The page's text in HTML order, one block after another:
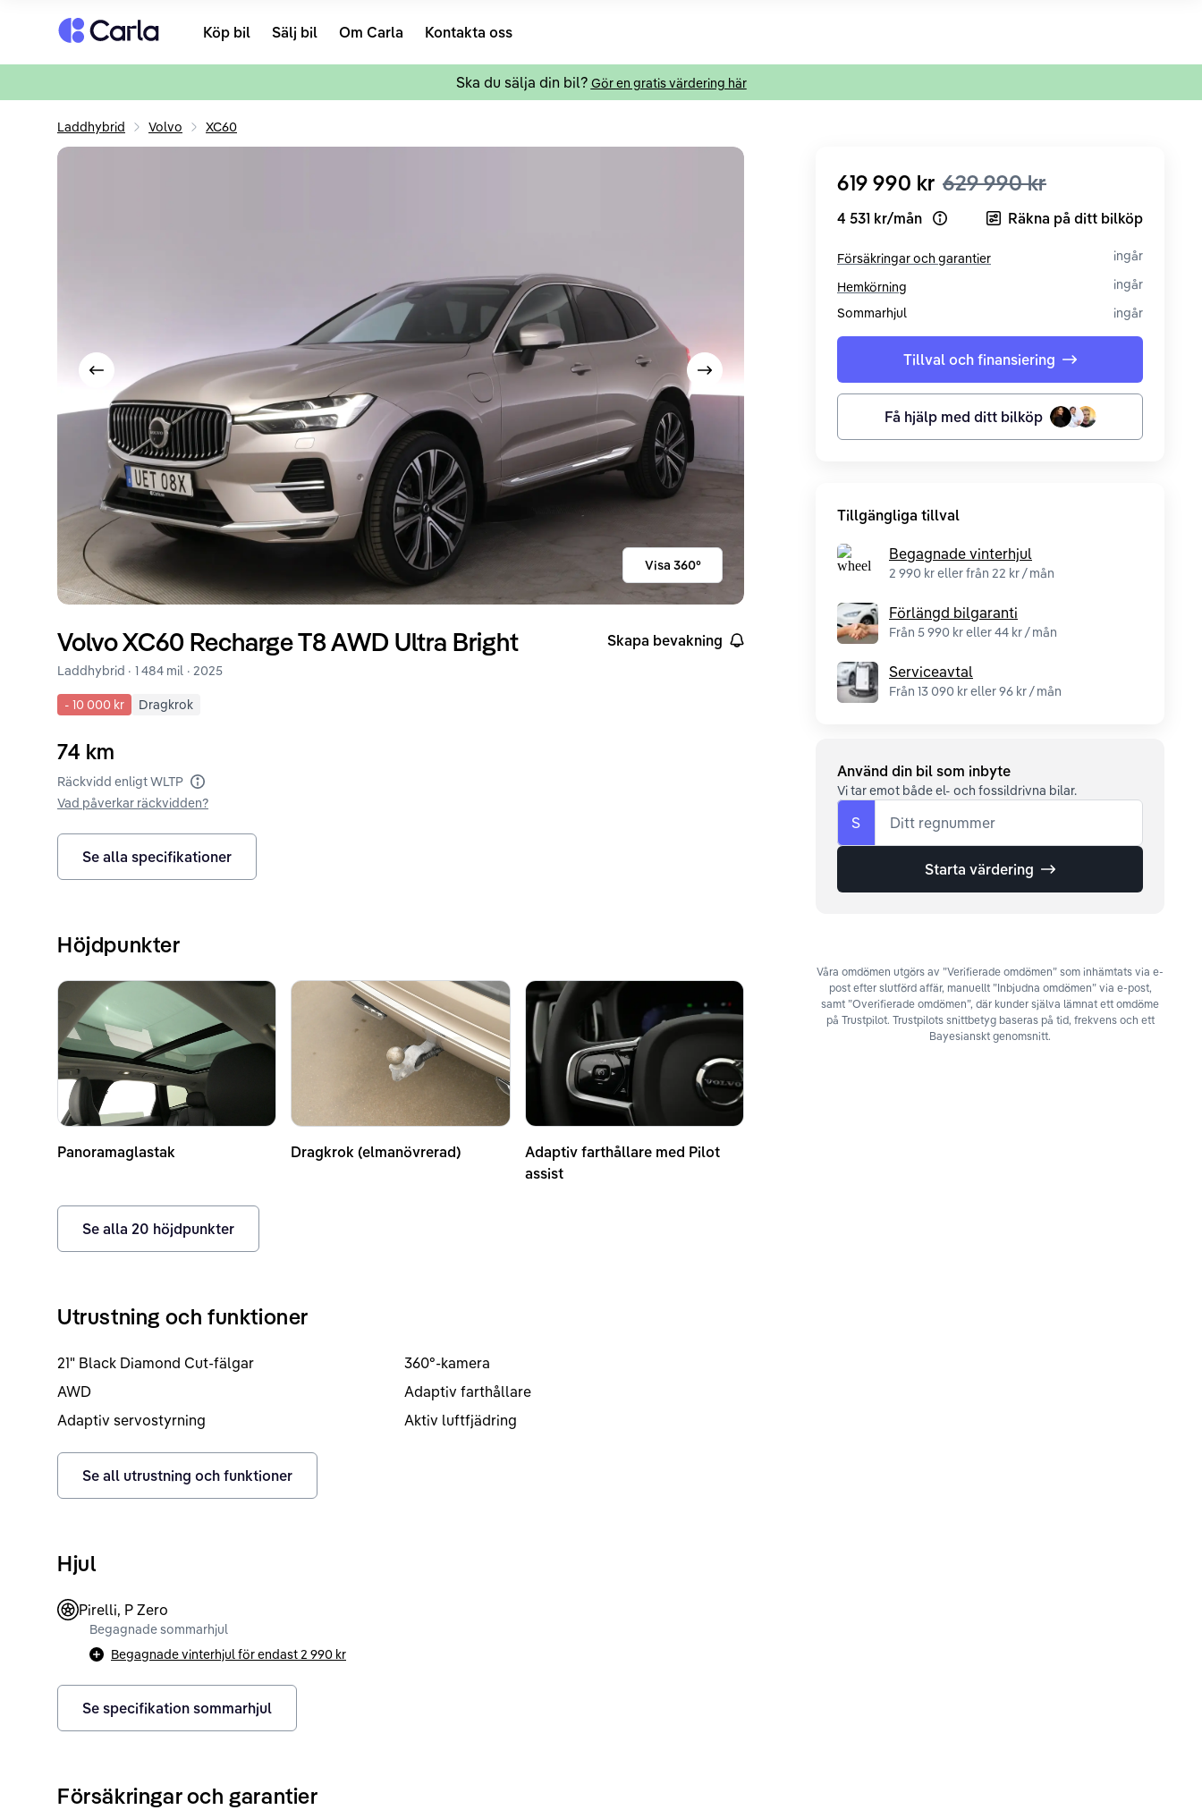
Tillbaka till startsidan Köp bil Sälj bil Om Carla Kontakta oss
Ska du sälja din bil? Gör en gratis värdering här
Laddhybrid Volvo XC60
Visa föregående bild Visa nästa bild
Visa 360°
VolvoXC60 Recharge T8 AWD Ultra Bright Skapa bevakning
Laddhybrid · 1 484 mil · 2025
- 10 000 kr Dragkrok
74 km
Räckvidd enligt WLTP
Vad påverkar räckvidden?
Se alla specifikationer
Höjdpunkter
Panoramaglastak Dragkrok (elmanövrerad)
Adaptiv farthållare med Pilot
assist
Se alla 20 höjdpunkter
Utrustning och funktioner
21" Black Diamond Cut-fälgar
360°-kamera
AWD
Adaptiv farthållare
Adaptiv servostyrning
Aktiv luftfjädring
Se all utrustning och funktioner
Hjul
Pirelli, P Zero
Begagnade sommarhjul
Begagnade vinterhjul för endast2 990 kr
Se specifikation sommarhjul
Försäkringar och garantier
619 990 kr 629 990 kr
4 531 kr/mån Open loan exampleRäkna på ditt bilköp
Försäkringar och garantier
ingår
Hemkörning
ingår
Sommarhjul
ingår
Tillval och finansiering
Få hjälp med ditt bilköp
Tillgängliga tillval
Begagnade vinterhjul
2 990 kr eller från 22 kr / mån
Förlängd bilgaranti
Från 5 990 kr eller 44 kr / mån
Serviceavtal
Från 13 090 kr eller 96 kr / mån
Använd din bil som inbyte
Vi tar emot både el- och fossildrivna bilar.
S Ditt regnummer
Starta värdering
Våra omdömen utgörs av ”Verifierade omdömen” som inhämtats via e-
post efter slutförd affär, manuellt ”Inbjudna omdömen” via e-post,
samt ”Overifierade omdömen”, där kunder själva lämnat ett omdöme
på Trustpilot. Trustpilots snittbetyg baseras på tid, frekvens och ett
Bayesianskt genomsnitt.